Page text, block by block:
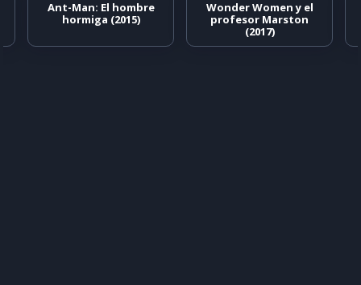
Ant-Man: El hombre
hormiga (2015)
Wonder Women y el
profesor Marston
(2017)